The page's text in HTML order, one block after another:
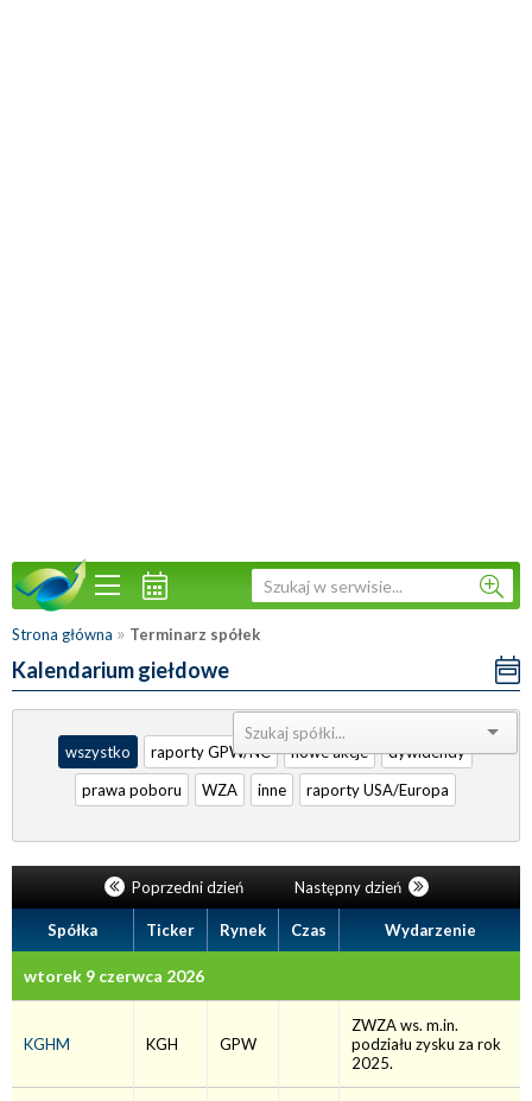
Strona główna » Terminarz spółek
Kalendarium giełdowe
Sortuj:
wszystko
raporty GPW/NC nowe akcje
dywidendy
prawa poboru
WZA inne raporty USA/Europa
Poprzedni dzień Następny dzień
Spółka Ticker Rynek Czas Wydarzenie
wtorek 9 czerwca 2026
KGHM KGH GPW
ZWZA ws. m.in.
podziału zysku za rok
2025.